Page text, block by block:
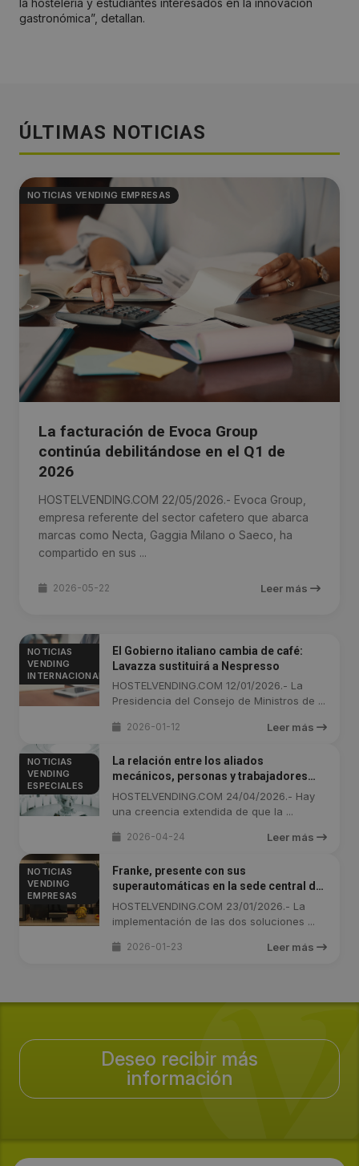
gastronómica”, detallan.
ÚLTIMAS NOTICIAS
NOTICIAS VENDING EMPRESAS
La facturación de Evoca Group
continúa debilitándose en el Q1 de
2026
HOSTELVENDING.COM 22/05/2026.- Evoca Group,
empresa referente del sector cafetero que abarca
marcas como Necta, Gaggia Milano o Saeco, ha
compartido en sus ...
2026-05-22 Leer más
NOTICIAS
VENDING
INTERNACIONAL
El Gobierno italiano cambia de café:
Lavazza sustituirá a Nespresso
HOSTELVENDING.COM 12/01/2026.- La
Presidencia del Consejo de Ministros de ...
2026-01-12 Leer más
NOTICIAS
VENDING
ESPECIALES
La relación entre los aliados
mecánicos, personas y trabajadores
(Especial: Tercera Parte)
HOSTELVENDING.COM 24/04/2026.- Hay
una creencia extendida de que la ...
2026-04-24 Leer más
NOTICIAS
VENDING
EMPRESAS
Franke, presente con sus
superautomáticas en la sede central de
Dpop en Londres
HOSTELVENDING.COM 23/01/2026.- La
implementación de las dos soluciones ...
2026-01-23 Leer más
Deseo recibir más
información